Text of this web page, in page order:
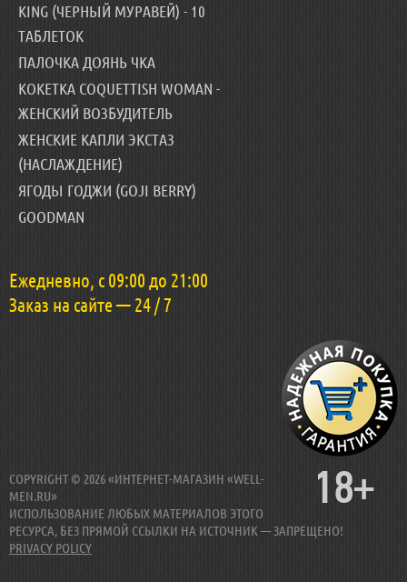
KING (ЧЕРНЫЙ МУРАВЕЙ) - 10
ТАБЛЕТОК
ПАЛОЧКА ДОЯНЬ ЧКА
КОКЕТКА COQUETTISH WOMAN -
ЖЕНСКИЙ ВОЗБУДИТЕЛЬ
ЖЕНСКИЕ КАПЛИ ЭКСТАЗ
(НАСЛАЖДЕНИЕ)
ЯГОДЫ ГОДЖИ (GOJI BERRY)
GOODMAN
Ежедневно, с 09:00 до 21:00
Заказ на сайте — 24 / 7
18+
COPYRIGHT © 2026 «ИНТЕРНЕТ-МАГАЗИН «WELL-
MEN.RU»
ИСПОЛЬЗОВАНИЕ ЛЮБЫХ МАТЕРИАЛОВ ЭТОГО
РЕСУРСА, БЕЗ ПРЯМОЙ ССЫЛКИ НА ИСТОЧНИК — ЗАПРЕЩЕНО!
PRIVACY POLICY